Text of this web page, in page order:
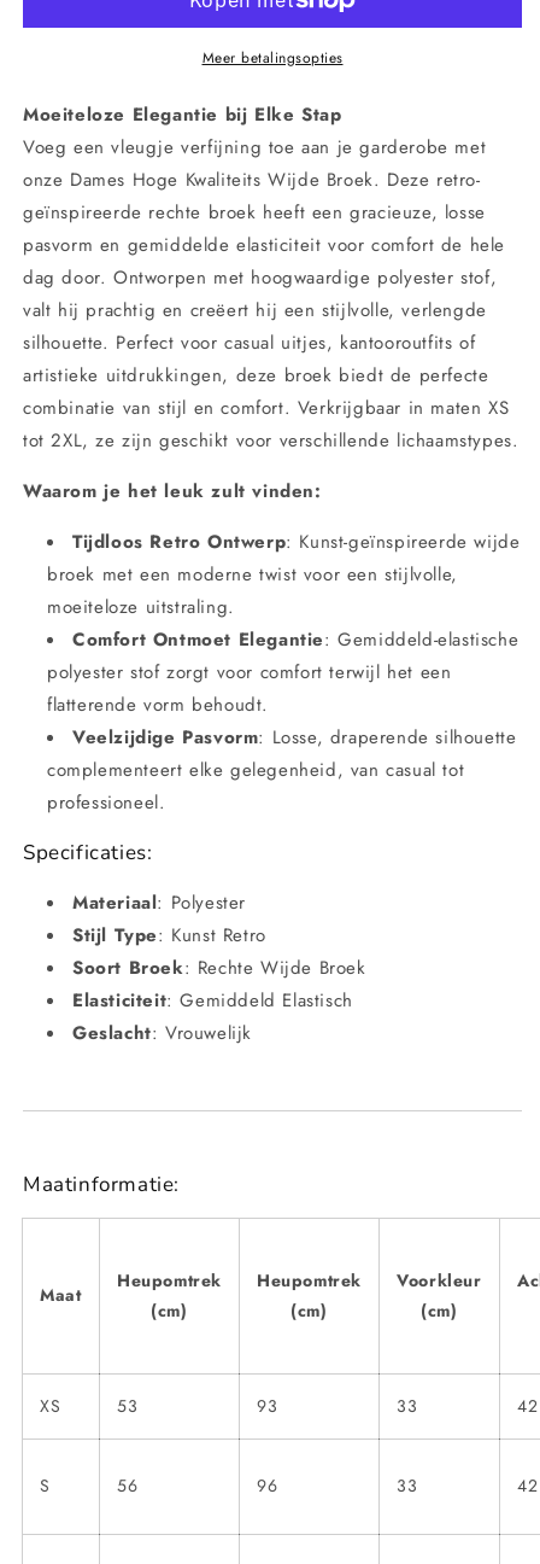
Retro
–
Rechters
Comfortabele
Broeken
Verfijnde
Look
Kunst
Retro
Wijd-
–
Losse
Rechters
Comfortabele
Broeken
voor
Verfijnde
Look
Meer betalingsopties
Moeiteloze Elegantie bij Elke Stap
Voeg een vleugje verfijning toe aan je garderobe met
onze Dames Hoge Kwaliteits Wijde Broek. Deze retro-
geïnspireerde rechte broek heeft een gracieuze, losse
pasvorm en gemiddelde elasticiteit voor comfort de hele
dag door. Ontworpen met hoogwaardige polyester stof,
valt hij prachtig en creëert hij een stijlvolle, verlengde
silhouette. Perfect voor casual uitjes, kantooroutfits of
artistieke uitdrukkingen, deze broek biedt de perfecte
combinatie van stijl en comfort. Verkrijgbaar in maten XS
tot 2XL, ze zijn geschikt voor verschillende lichaamstypes.
Waarom je het leuk zult vinden:
Tijdloos Retro Ontwerp: Kunst-geïnspireerde wijde
broek met een moderne twist voor een stijlvolle,
moeiteloze uitstraling.
Comfort Ontmoet Elegantie: Gemiddeld-elastische
polyester stof zorgt voor comfort terwijl het een
flatterende vorm behoudt.
Veelzijdige Pasvorm: Losse, draperende silhouette
complementeert elke gelegenheid, van casual tot
professioneel.
Specificaties:
Materiaal: Polyester
Stijl Type: Kunst Retro
Soort Broek: Rechte Wijde Broek
Elasticiteit: Gemiddeld Elastisch
Geslacht: Vrouwelijk
Maatinformatie:
Maat
Heupomtrek
(cm)
Heupomtrek
(cm)
Voorkleur
(cm)
XS 53 93 33 42
S 56 96 33 42